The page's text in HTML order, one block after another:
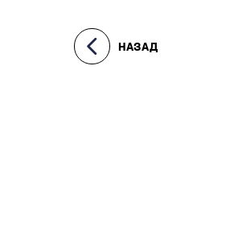
НАЗАД